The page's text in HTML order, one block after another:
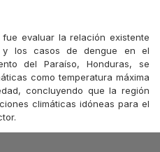
evaluar la relación existente
y los casos de dengue en el
del Paraíso, Honduras, se
como temperatura máxima
concluyendo que la región
climáticas idóneas para el